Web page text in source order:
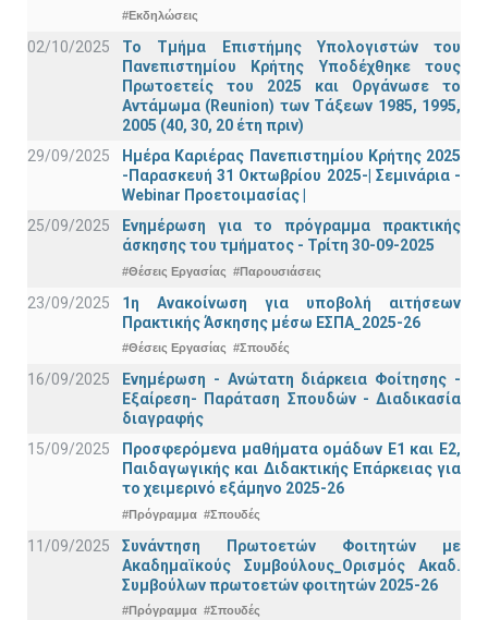
#Εκδηλώσεις
02/10/2025
Το Τμήμα Επιστήμης Υπολογιστών του
Πανεπιστημίου Κρήτης Υποδέχθηκε τους
Πρωτοετείς του 2025 και Οργάνωσε το
Αντάμωμα (Reunion) των Τάξεων 1985, 1995,
2005 (40, 30, 20 έτη πριν)
29/09/2025
Ημέρα Καριέρας Πανεπιστημίου Κρήτης 2025
-Παρασκευή 31 Οκτωβρίου 2025-| Σεμινάρια -
Webinar Προετοιμασίας |
25/09/2025
Ενημέρωση για το πρόγραμμα πρακτικής
άσκησης του τμήματος - Τρίτη 30-09-2025
#Θέσεις Εργασίας #Παρουσιάσεις
23/09/2025
1η Ανακοίνωση για υποβολή αιτήσεων
Πρακτικής Άσκησης μέσω ΕΣΠΑ_2025-26
#Θέσεις Εργασίας #Σπουδές
16/09/2025
Ενημέρωση - Ανώτατη διάρκεια Φοίτησης -
Εξαίρεση- Παράταση Σπουδών - Διαδικασία
διαγραφής
15/09/2025
Προσφερόμενα μαθήματα ομάδων Ε1 και Ε2,
Παιδαγωγικής και Διδακτικής Επάρκειας για
το χειμερινό εξάμηνο 2025-26
#Πρόγραμμα #Σπουδές
11/09/2025
Συνάντηση Πρωτοετών Φοιτητών με
Ακαδημαϊκούς Συμβούλους_Ορισμός Ακαδ.
Συμβούλων πρωτοετών φοιτητών 2025-26
#Πρόγραμμα #Σπουδές